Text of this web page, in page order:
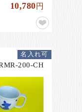
10,780円
200-CH
名入れ可